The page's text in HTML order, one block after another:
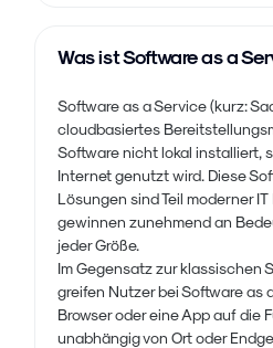
Was ist Software as a
Software as a Service (kurz:
cloudbasiertes
Software nicht lokal installiert,
Internet genutzt wird. Diese
Lösungen sind Teil moderner
gewinnen zunehmend an
jeder Größe.
Im Gegensatz zur klassischen
greifen Nutzer bei Software as
Browser oder eine App auf die
unabhängig von Ort oder